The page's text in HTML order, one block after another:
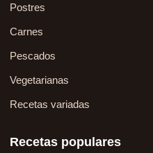
Postres
Carnes
Pescados
Vegetarianas
Recetas variadas
Recetas populares